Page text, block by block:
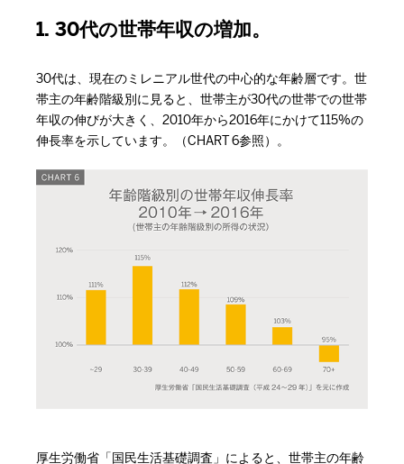
1. 30代の世帯年収の増加。
30代は、現在のミレニアル世代の中心的な年齢層です。世
帯主の年齢階級別に見ると、世帯主が30代の世帯での世帯
年収の伸びが大きく、2010年から2016年にかけて115%の
伸長率を示しています。（CHART 6参照）。
厚生労働省「国民生活基礎調査」によると、世帯主の年齢